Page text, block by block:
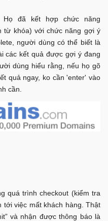
Họ đã kết hợp chức năng
từ khóa) với chức năng gợi ý
người dùng có thể biết là
các kết quả được gợi ý đang
dùng hiểu rằng, nếu họ gõ
quả ngay, ko cần 'enter' vào
cần.
quá trình checkout (kiểm tra
tới việc mất khách hàng. Thật
và nhận được thông báo là